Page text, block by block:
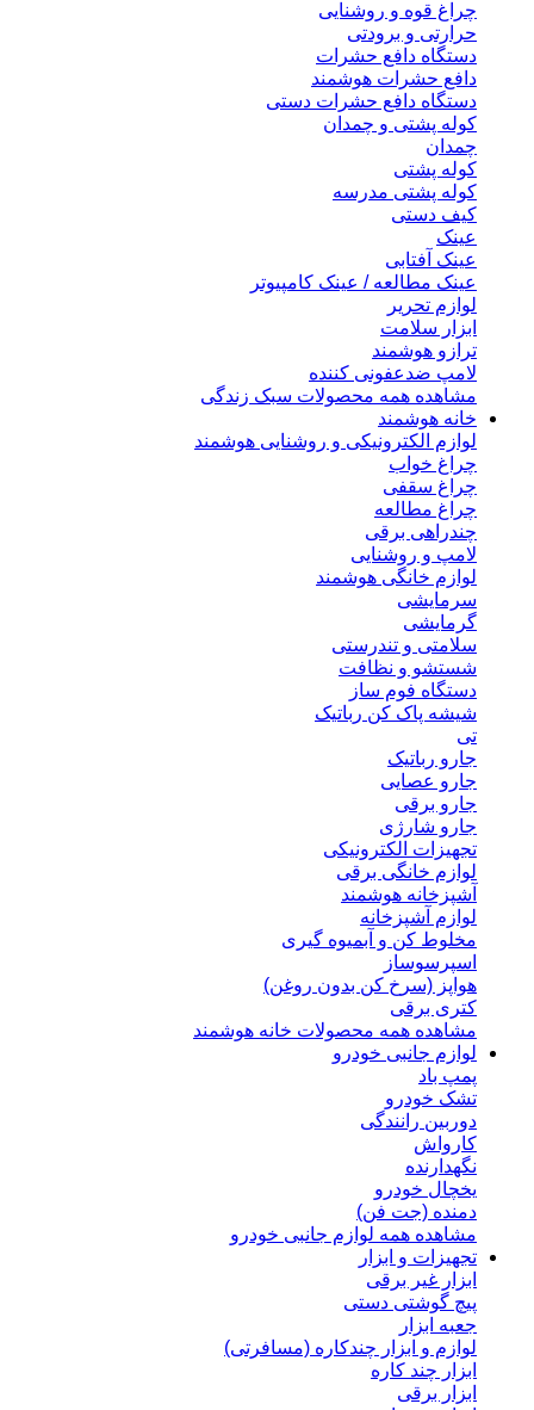
چراغ قوه و روشنایی
حرارتی و برودتی
دستگاه دافع حشرات
دافع حشرات هوشمند
دستگاه دافع حشرات دستی
کوله پشتی و چمدان
چمدان
کوله پشتی
کوله پشتی مدرسه
کیف دستی
عینک
عینک آفتابی
عینک مطالعه / عینک کامپیوتر
لوازم تحریر
ابزار سلامت
ترازو هوشمند
لامپ ضدعفونی کننده
مشاهده همه محصولات سبک زندگی
خانه هوشمند
لوازم الکترونیکی و روشنایی هوشمند
چراغ خواب
چراغ سقفی
چراغ مطالعه
چندراهی برقی
لامپ و روشنایی
لوازم خانگی هوشمند
سرمایشی
گرمایشی
سلامتی و تندرستی
شستشو و نظافت
دستگاه فوم ساز
شیشه پاک کن رباتیک
تی
جارو رباتیک
جارو عصایی
جارو برقی
جارو شارژی
تجهیزات الکترونیکی
لوازم خانگی برقی
آشپزخانه هوشمند
لوازم آشپزخانه
مخلوط کن و آبمیوه گیری
اسپرسوساز
هواپز (سرخ کن بدون روغن)
کتری برقی
مشاهده همه محصولات خانه هوشمند
لوازم جانبی خودرو
پمپ باد
تشک خودرو
دوربین رانندگی
کارواش
نگهدارنده
یخچال خودرو
دمنده (جت فن)
مشاهده همه لوازم جانبی خودرو
تجهیزات و ابزار
ابزار غیر برقی
پیچ گوشتی دستی
جعبه ابزار
لوازم و ابزار چندکاره (مسافرتی)
ابزار چند کاره
ابزار برقی